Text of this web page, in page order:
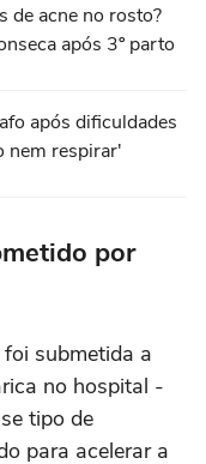
de acne no rosto?
após 3º parto
após dificuldades
nem respirar'
por
submetida a
no hospital -
tipo de
para acelerar a